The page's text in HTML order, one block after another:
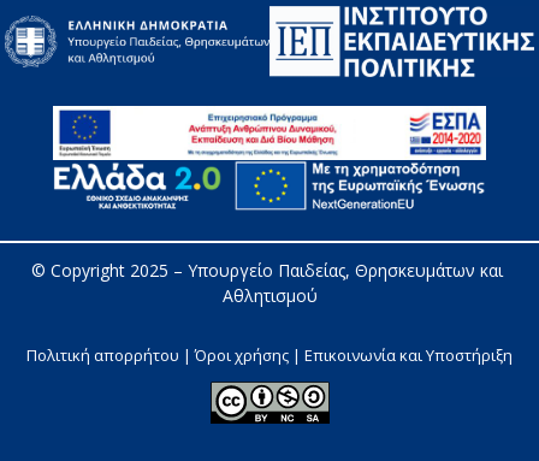
© Copyright 2025 – Υπουργείο Παιδείας, Θρησκευμάτων και
Αθλητισμού
Πολιτική απορρήτου | Όροι χρήσης | Επικοινωνία και Υποστήριξη